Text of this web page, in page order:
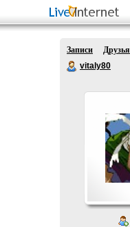
Записи Друзья
vitaly80